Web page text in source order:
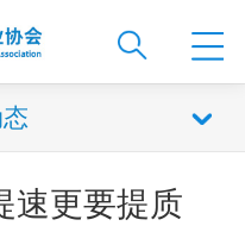
速更要提质